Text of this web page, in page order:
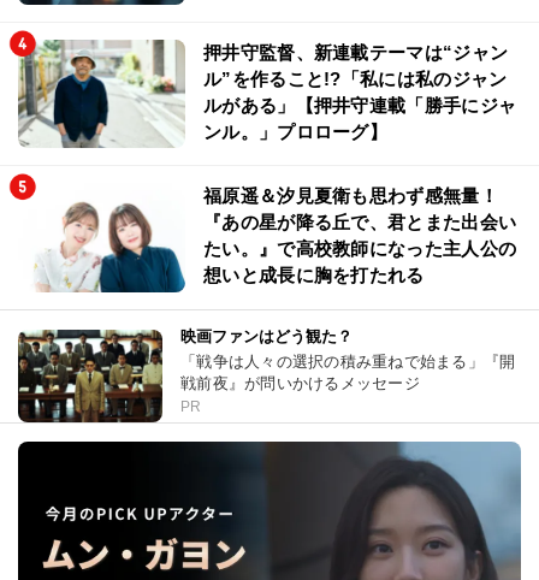
押井守監督、新連載テーマは“ジャン
ル”を作ること!?「私には私のジャン
ルがある」【押井守連載「勝手にジャ
ンル。」プロローグ】
福原遥＆汐見夏衛も思わず感無量！
『あの星が降る丘で、君とまた出会い
たい。』で高校教師になった主人公の
想いと成長に胸を打たれる
映画ファンはどう観た？
「戦争は人々の選択の積み重ねで始まる」『開
戦前夜』が問いかけるメッセージ
PR